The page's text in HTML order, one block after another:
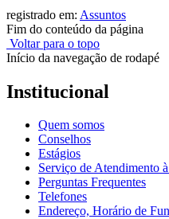
registrado em: Assuntos
Fim do conteúdo da página
Voltar para o topo
Início da navegação de rodapé
Institucional
Quem somos
Conselhos
Estágios
Serviço de Atendimento
Perguntas Frequentes
Telefones
Endereço, Horário de